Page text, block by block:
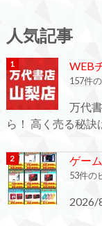
人気記事
WEB
157件
万代
ら！ 高く売る秘訣
ゲー
53件の
2026/